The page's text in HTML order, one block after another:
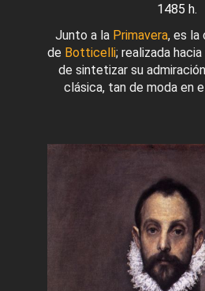
1485 h.
Junto a la Primavera, es la
de Botticelli; realizada
de sintetizar su
clásica, tan de moda en